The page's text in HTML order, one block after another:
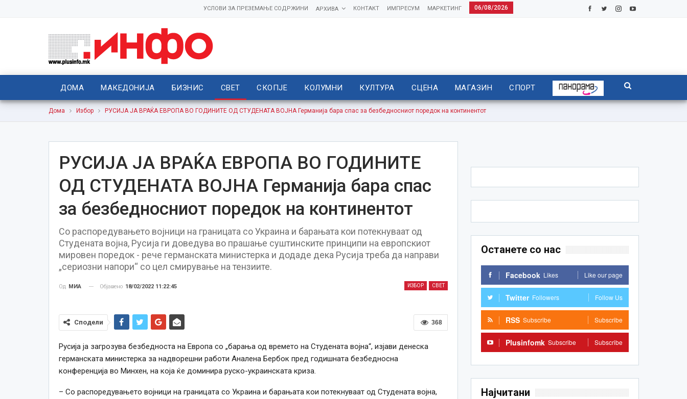
06/08/2026
МАРКЕТИНГ
ИМПРЕСУМ
КОНТАКТ
АРХИВА
УСЛОВИ ЗА ПРЕЗЕМАЊЕ СОДРЖИНИ
ДОМА МАКЕДОНИЈА БИЗНИС СВЕТ СКОПЈЕ КОЛУМНИ КУЛТУРА СЦЕНА МАГАЗИН СПОРТ
Дома Избор РУСИЈА ЈА ВРАЌА ЕВРОПА ВО ГОДИНИТЕ ОД СТУДЕНАТА ВОЈНА Германија бара спас за безбедносниот поредок на континентот
РУСИЈА ЈА ВРАЌА ЕВРОПА ВО ГОДИНИТЕ
ОД СТУДЕНАТА ВОЈНА Германија бара спас
за безбедносниот поредок на континентот
Со распоредувањето војници на границата со Украина и барањата кои потекнуваат од
Студената војна, Русија ги доведува во прашање суштинските принципи на европскиот
мировен поредок - рече германската министерка и додаде дека Русија треба да направи
„сериозни напори“ со цел смирување на тензиите.
ИЗБОР СВЕТ
Од МИА Објавено 18/02/2022 11:22:45
368
Сподели
Русија ја загрозува безбедноста на Европа со „барања од времето на Студената војна“, изјави денеска
германската министерка за надворешни работи Аналена Бербок пред годишната безбедносна
конференција во Минхен, на која ќе доминира руско-украинската криза.
– Со распоредувањето војници на границата со Украина и барањата кои потекнуваат од Студената војна,
Останете со нас
Facebook Likes Like our page
Twitter Followers Follow Us
RSS Subscribe Subscribe
Plusinfomk Subscribe Subscribe
Најчитани